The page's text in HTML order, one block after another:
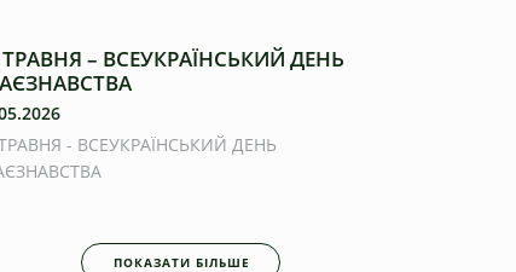
ТРАВНЯ – ВСЕУКРАЇНСЬКИЙ ДЕНЬ
- ВСЕУКРАЇНСЬКИЙ ДЕНЬ
ПОКАЗАТИ БІЛЬШЕ